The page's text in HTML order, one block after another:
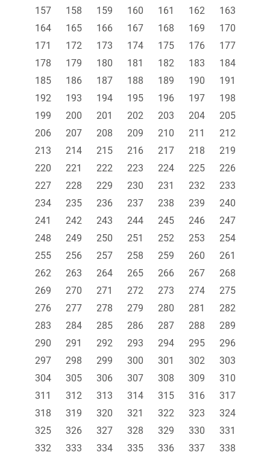
157
158 159 160 161 162
163
164
165 166 167 168 169
170
171
172 173 174 175 176
177
178
179 180 181 182 183
184
185
186 187 188 189 190
191
192
193 194 195 196 197
198
199
200 201 202 203 204
205
206
207 208 209 210 211
212
213
214 215 216 217 218
219
220
221 222 223 224 225
226
227
228 229 230 231 232
233
234
235 236 237 238 239
240
241
242 243 244 245 246
247
248
249 250 251 252 253
254
255
256 257 258 259 260
261
262
263 264 265 266 267
268
269
270 271 272 273 274
275
276
277 278 279 280 281
282
283
284 285 286 287 288
289
290
291 292 293 294 295
296
297
298 299 300 301 302
303
304
305 306 307 308 309
310
311
312 313 314 315 316
317
318
319 320 321 322 323
324
325
326 327 328 329 330
331
332
333 334 335 336 337
338